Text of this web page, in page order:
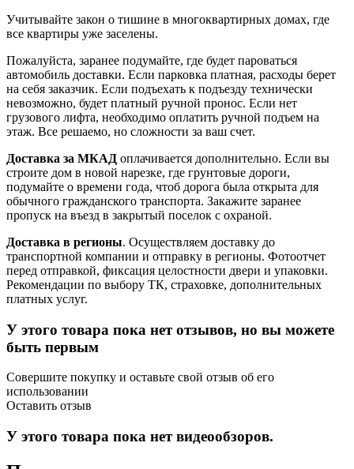
Учитывайте закон о тишине в многоквартирных домах, где
все квартиры уже заселены.
Пожалуйста, заранее подумайте, где будет пароваться
автомобиль доставки. Если парковка платная, расходы берет
на себя заказчик. Если подъехать к подъезду технически
невозможно, будет платный ручной пронос. Если нет
грузового лифта, необходимо оплатить ручной подъем на
этаж. Все решаемо, но сложности за ваш счет.
Доставка за МКАД оплачивается дополнительно. Если вы
строите дом в новой нарезке, где грунтовые дороги,
подумайте о времени года, чтоб дорога была открыта для
обычного гражданского транспорта. Закажите заранее
пропуск на въезд в закрытый поселок с охраной.
Доставка в регионы. Осуществляем доставку до
транспортной компании и отправку в регионы. Фотоотчет
перед отправкой, фиксация целостности двери и упаковки.
Рекомендации по выбору ТК, страховке, дополнительных
платных услуг.
У этого товара пока нет отзывов, но вы можете
быть первым
Совершите покупку и оставьте свой отзыв об его
использовании
Оставить отзыв
У этого товара пока нет видеообзоров.